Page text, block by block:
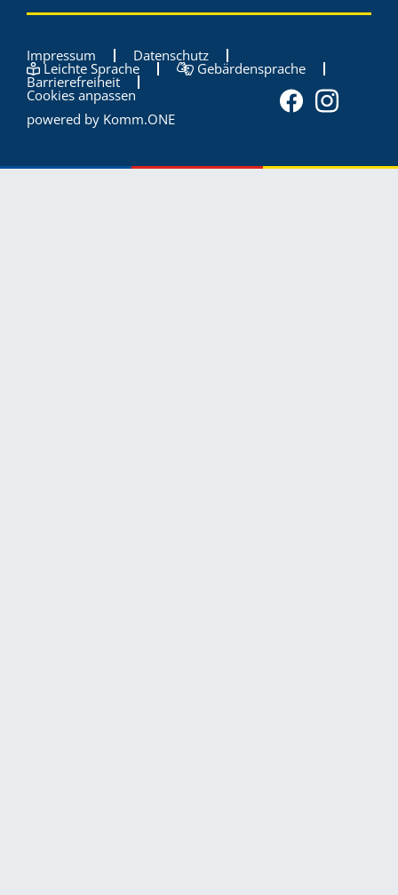
Impressum Datenschutz
Leichte Sprache Gebärdensprache
Barrierefreiheit
Cookies anpassen
powered by Komm.ONE